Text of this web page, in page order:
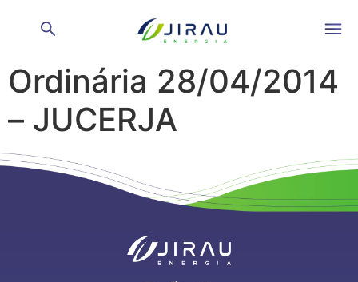
Ata Assembleia Geral
Ordinária 28/04/2014
– JUCERJA